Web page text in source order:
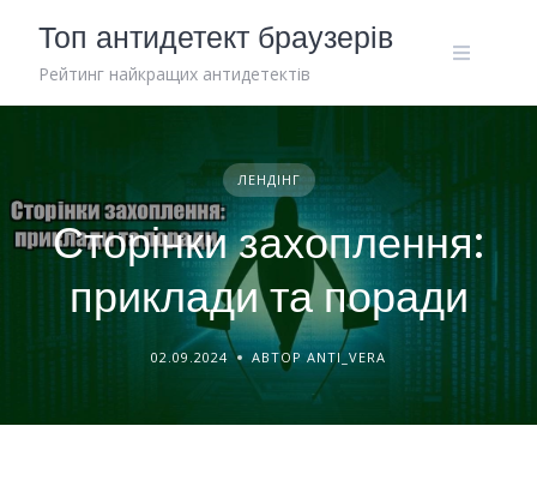
content
Топ антидетект браузерів
Рейтинг найкращих антидетектів
ЛЕНДІНГ
Сторінки захоплення:
приклади та поради
02.09.2024 АВТОР ANTI_VERA